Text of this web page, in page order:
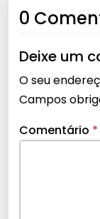
0
Deixe um
O seu
Campos
Comentário *